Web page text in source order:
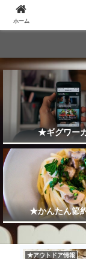
★ギグワー
★かんたん節
★アウトドア情報
ホーム